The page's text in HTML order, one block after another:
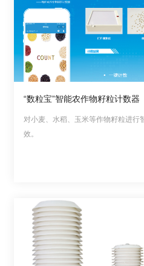
“数粒宝”智能农作物籽粒计数器
对小麦、水稻、玉米等作物籽粒进行
效。